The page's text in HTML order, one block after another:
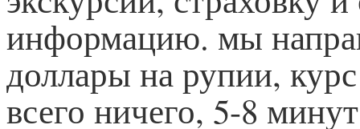
информацию. мы
доллары на рупии,
всего ничего, 5-8